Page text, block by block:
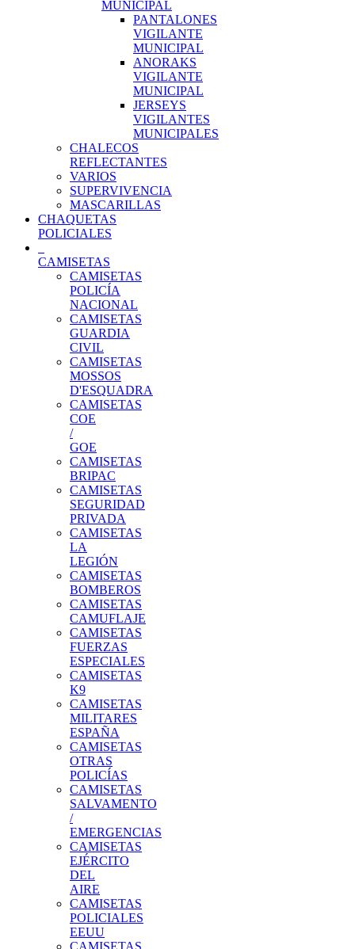
MUNICIPAL
PANTALONES
VIGILANTE
MUNICIPAL
ANORAKS
VIGILANTE
MUNICIPAL
JERSEYS
VIGILANTES
MUNICIPALES
CHALECOS
REFLECTANTES
VARIOS
SUPERVIVENCIA
MASCARILLAS
CHAQUETAS
POLICIALES
CAMISETAS
CAMISETAS
POLICÍA
NACIONAL
CAMISETAS
GUARDIA
CIVIL
CAMISETAS
MOSSOS
D'ESQUADRA
CAMISETAS
COE
/
GOE
CAMISETAS
BRIPAC
CAMISETAS
SEGURIDAD
PRIVADA
CAMISETAS
LA
LEGIÓN
CAMISETAS
BOMBEROS
CAMISETAS
CAMUFLAJE
CAMISETAS
FUERZAS
ESPECIALES
CAMISETAS
K9
CAMISETAS
MILITARES
ESPAÑA
CAMISETAS
OTRAS
POLICÍAS
CAMISETAS
SALVAMENTO
/
EMERGENCIAS
CAMISETAS
EJÉRCITO
DEL
AIRE
CAMISETAS
POLICIALES
EEUU
CAMISETAS